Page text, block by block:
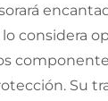
lo considera
Su